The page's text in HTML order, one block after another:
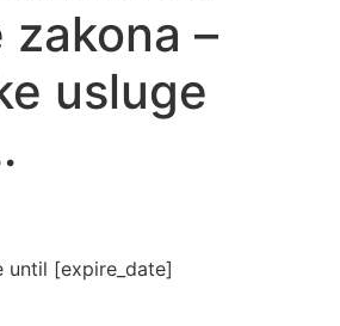
–
usluge
until [expire_date]